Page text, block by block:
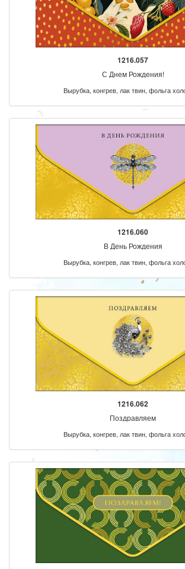
1216.057
С Днем Рождения!
Вырубка, конгрев, лак твин, фольга
1216.060
В День Рождения
Вырубка, конгрев, лак твин, фольга
1216.062
Поздравляем
Вырубка, конгрев, лак твин, фольга